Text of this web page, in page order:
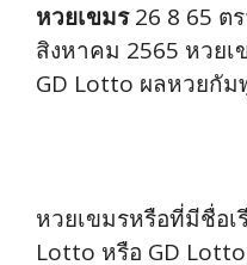
หวยเขมร26 8 65 ต
สิงหาคม 2565 หวยเ
GD Lotto ผลหวยกั
หวยเขมรหรือที่มีชื่อเ
Lotto หรือ GD